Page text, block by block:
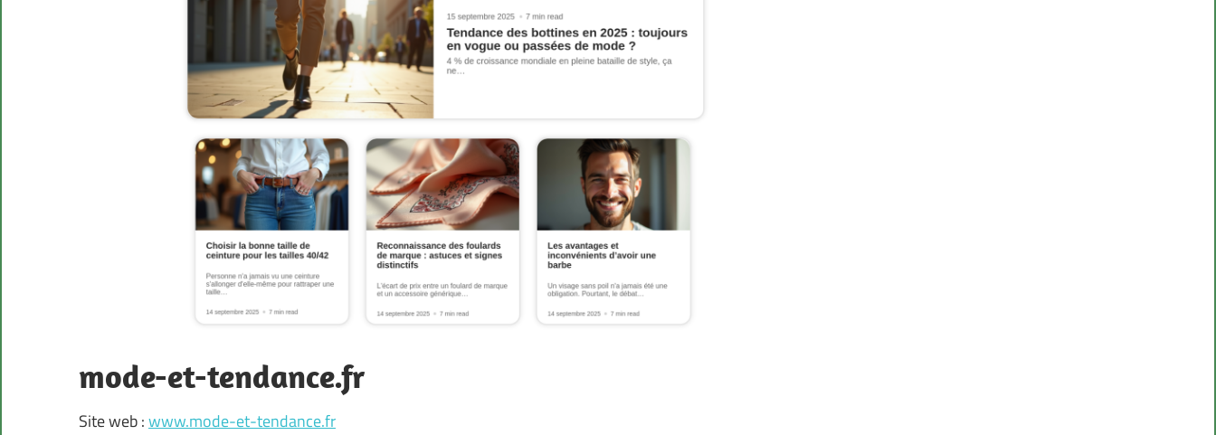
mode-et-tendance.fr
Site web :www.mode-et-tendance.fr